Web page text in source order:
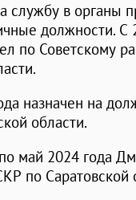
службу в органы
должности. С
по Советскому
назначен на
области.
май 2024 года
по Саратовской